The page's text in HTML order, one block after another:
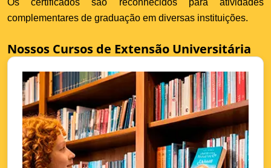
Os certificados são reconhecidos para atividades
complementares de graduação em diversas instituições.
Nossos Cursos de Extensão Universitária